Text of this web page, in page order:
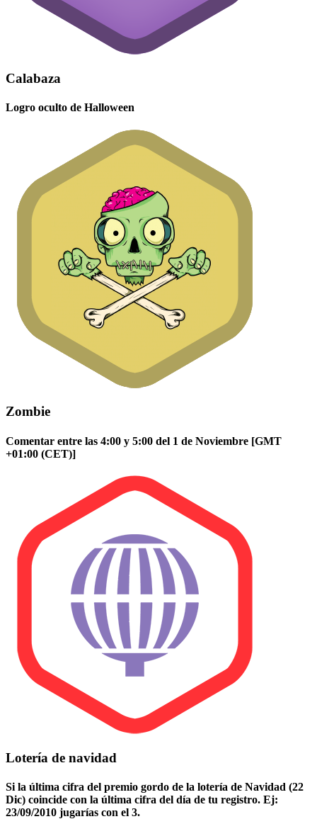
Calabaza
Logro oculto de Halloween
Zombie
Comentar entre las 4:00 y 5:00 del 1 de Noviembre [GMT
+01:00 (CET)]
Lotería de navidad
Si la última cifra del premio gordo de la lotería de Navidad (22
Dic) coincide con la última cifra del día de tu registro. Ej:
23/09/2010 jugarías con el 3.